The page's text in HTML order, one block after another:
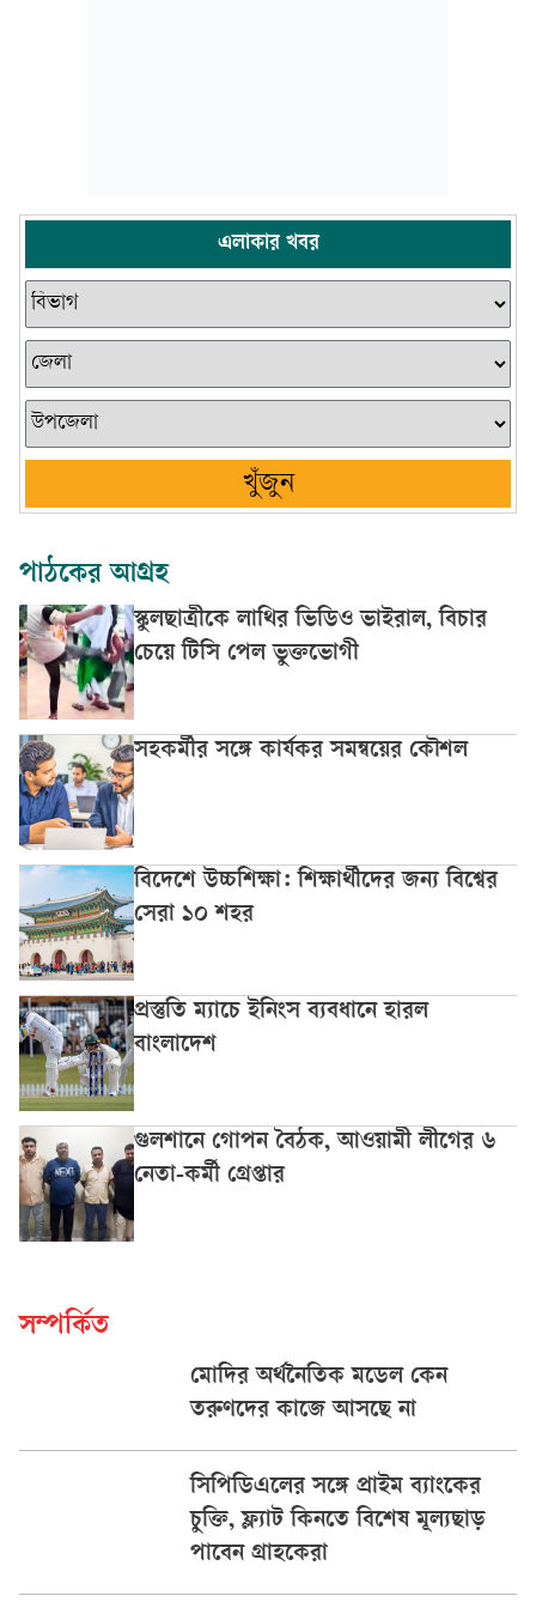
এলাকার খবর
খুঁজুন
পাঠকের আগ্রহ
স্কুলছাত্রীকে লাথির ভিডিও ভাইরাল, বিচার
চেয়ে টিসি পেল ভুক্তভোগী
সহকর্মীর সঙ্গে কার্যকর সমন্বয়ের কৌশল
বিদেশে উচ্চশিক্ষা: শিক্ষার্থীদের জন্য বিশ্বের
সেরা ১০ শহর
প্রস্তুতি ম্যাচে ইনিংস ব্যবধানে হারল
বাংলাদেশ
গুলশানে গোপন বৈঠক, আওয়ামী লীগের ৬
নেতা-কর্মী গ্রেপ্তার
সম্পর্কিত
মোদির অর্থনৈতিক মডেল কেন
তরুণদের কাজে আসছে না
সিপিডিএলের সঙ্গে প্রাইম ব্যাংকের
চুক্তি, ফ্ল্যাট কিনতে বিশেষ মূল্যছাড়
পাবেন গ্রাহকেরা